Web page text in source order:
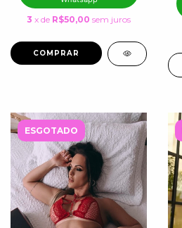
3 x de R$50,00 sem juros
COMPRAR
ESGOTADO